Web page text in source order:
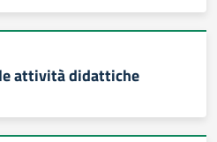
attività didattiche